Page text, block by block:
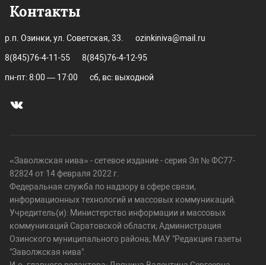
Контакты
р.п. Озинки, ул. Советская, 33. ozinkiniva@mail.ru
8(845)76-4-11-55 8(845)76-4-12-95
пн-пт: 8:00 — 17:00 сб, вс: выходной
«Заволжская нива» - сетевое издание - серия Эл № ФС77-
82824 от 14 февраля 2022 г.
Федеральная служба по надзору в сфере связи,
информационных технологий и массовых коммуникаций.
Учредитель(и): Министерство информации и массовых
коммуникаций Саратовской области; Администрация
Озинского муниципального района; МАУ "Редакция газеты
"Заволжская нива".